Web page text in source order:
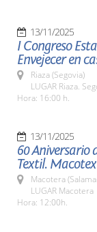
13/11/2025
I Congreso
Envejecer en
Riaza (Segovia)
LUGAR Riaza.
Hora: 16:00 h.
13/11/2025
60 Aniversario
Textil.
Macotera
LUGAR Macotera
Hora: 12:00h.